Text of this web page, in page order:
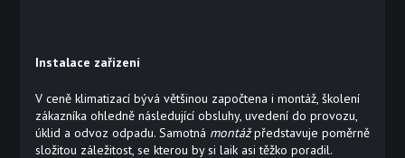
Instalace zařízení
V ceně klimatizací bývá většinou započtena i montáž, školení
zákazníka ohledně následující obsluhy, uvedení do provozu,
úklid a odvoz odpadu. Samotná montážpředstavuje poměrně
složitou záležitost, se kterou by si laik asi těžko poradil.